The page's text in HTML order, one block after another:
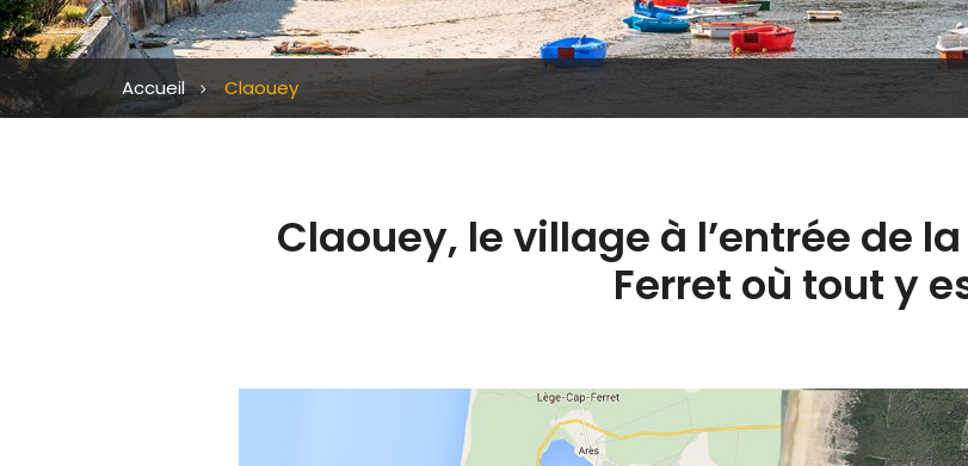
Accueil Claouey
Claouey, le village à l’entrée de
Ferret où tout y